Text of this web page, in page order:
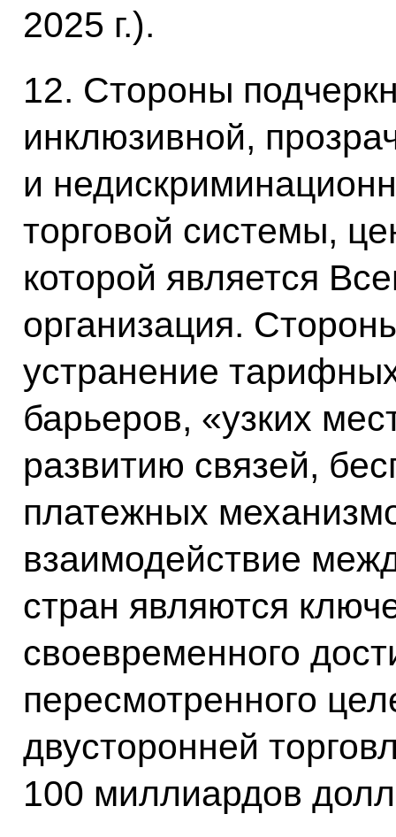
2025 г.).
12. Стороны
инклюзивной,
и
торговой системы,
которой является
организация.
устранение
барьеров, «узких
развитию связей,
платежных
взаимодействие
стран являются
своевременного
пересмотренного
двусторонней
100 миллиардов